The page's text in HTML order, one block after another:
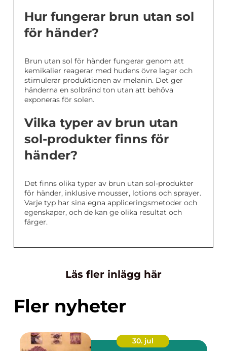
Hur fungerar brun utan sol
för händer?
Brun utan sol för händer fungerar genom att
kemikalier reagerar med hudens övre lager och
stimulerar produktionen av melanin. Det ger
händerna en solbränd ton utan att behöva
exponeras för solen.
Vilka typer av brun utan
sol-produkter finns för
händer?
Det finns olika typer av brun utan sol-produkter
för händer, inklusive mousser, lotions och sprayer.
Varje typ har sina egna appliceringsmetoder och
egenskaper, och de kan ge olika resultat och
färger.
Läs fler inlägg här
Fler nyheter
30. jul